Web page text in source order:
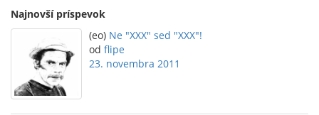
Najnovší príspevok
(eo) Ne "XXX" sed "XXX"!
od flipe
23. novembra 2011